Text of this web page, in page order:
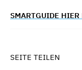
SMARTGUIDE HIER
SEITE TEILEN